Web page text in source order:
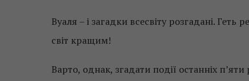
Вуаля – і загадки всесвіту розгадані.
світ кращим!
Варто, однак, згадати події останніх